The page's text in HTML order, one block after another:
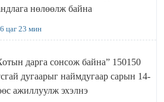
нөлөөлж байна
6 цаг 23 мин
дарга сонсож байна” 150150
дугаарыг наймдугаар сарын 14-
ажиллуулж эхэлнэ